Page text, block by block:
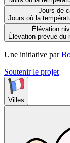
Jours de
Jours où la
Élévation
Élévation prévue du
Une initiative par
Soutenir le projet
Villes